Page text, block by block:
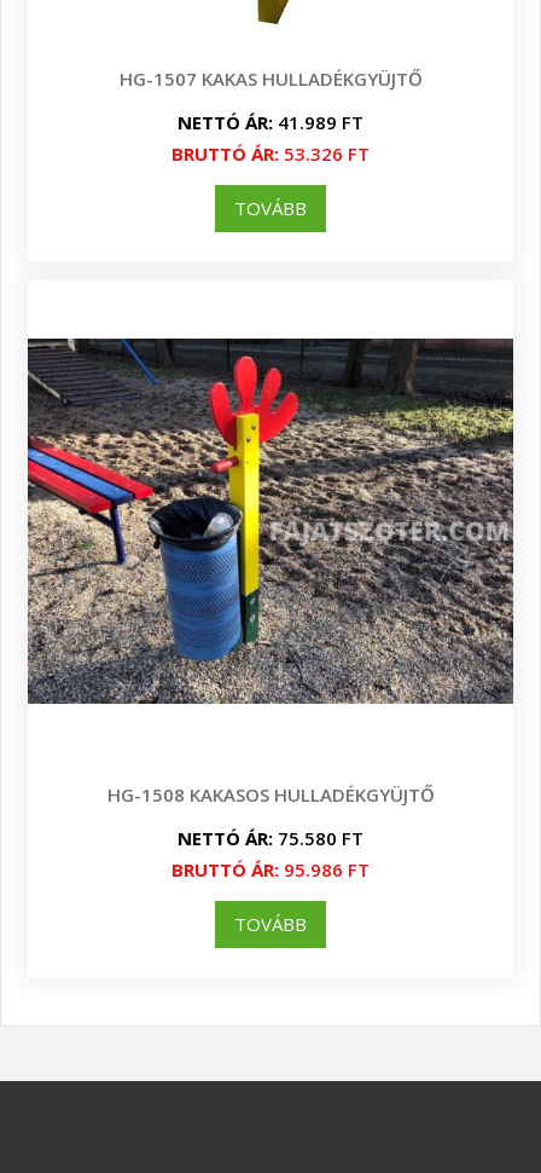
HG-1507 KAKAS HULLADÉKGYÜJTŐ
NETTÓ ÁR: 41.989 FT
BRUTTÓ ÁR: 53.326 FT
TOVÁBB
HG-1508 KAKASOS HULLADÉKGYÜJTŐ
NETTÓ ÁR: 75.580 FT
BRUTTÓ ÁR: 95.986 FT
TOVÁBB